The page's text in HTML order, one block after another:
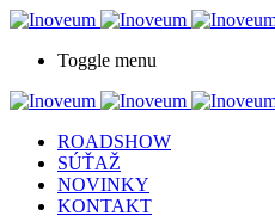
Toggle menu
ROADSHOW
SÚŤAŽ
NOVINKY
KONTAKT